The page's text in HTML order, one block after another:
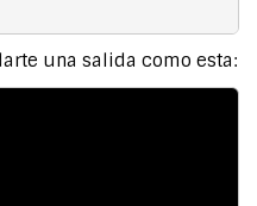
una salida como esta: